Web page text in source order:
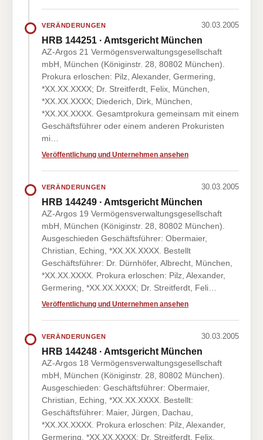
VERÄNDERUNGEN 30.03.2005
HRB 144251 · Amtsgericht München
AZ-Argos 21 Vermögensverwaltungsgesellschaft
mbH, München (Königinstr. 28, 80802 München).
Prokura erloschen: Pilz, Alexander, Germering,
*XX.XX.XXXX; Dr. Streitferdt, Felix, München,
*XX.XX.XXXX; Diederich, Dirk, München,
*XX.XX.XXXX. Gesamtprokura gemeinsam mit einem
Geschäftsführer oder einem anderen Prokuristen
mi…
Veröffentlichung und Unternehmen ansehen
VERÄNDERUNGEN 30.03.2005
HRB 144249 · Amtsgericht München
AZ-Argos 19 Vermögensverwaltungsgesellschaft
mbH, München (Königinstr. 28, 80802 München).
Ausgeschieden Geschäftsführer: Obermaier,
Christian, Eching, *XX.XX.XXXX. Bestellt
Geschäftsführer: Dr. Dürnhöfer, Albrecht, München,
*XX.XX.XXXX. Prokura erloschen: Pilz, Alexander,
Germering, *XX.XX.XXXX; Dr. Streitferdt, Feli…
Veröffentlichung und Unternehmen ansehen
VERÄNDERUNGEN 30.03.2005
HRB 144248 · Amtsgericht München
AZ-Argos 18 Vermögensverwaltungsgesellschaft
mbH, München (Königinstr. 28, 80802 München).
Ausgeschieden: Geschäftsführer: Obermaier,
Christian, Eching, *XX.XX.XXXX. Bestellt:
Geschäftsführer: Maier, Jürgen, Dachau,
*XX.XX.XXXX. Prokura erloschen: Pilz, Alexander,
Germering, *XX.XX.XXXX; Dr. Streitferdt, Felix,